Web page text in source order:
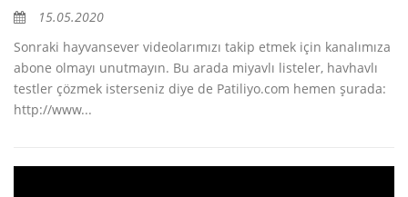
15.05.2020
Sonraki hayvansever videolarımızı takip etmek için kanalımıza
abone olmayı unutmayın. Bu arada miyavlı listeler, havhavlı
testler çözmek isterseniz diye de Patiliyo.com hemen şurada:
http://www...